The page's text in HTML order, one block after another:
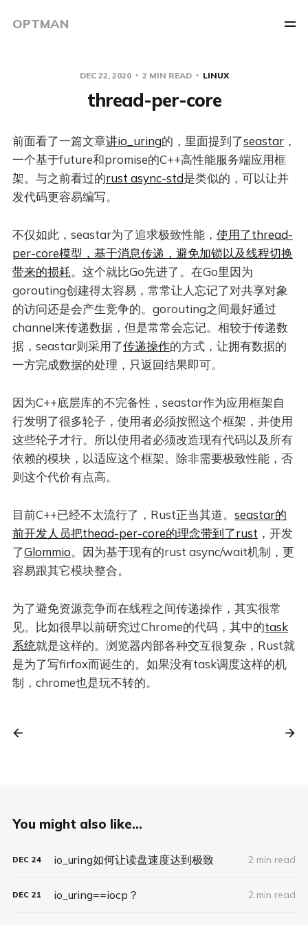
OPTMAN
DEC 22, 2020 2 MIN READ LINUX
thread-per-core
前面看了一篇文章讲io_uring的，里面提到了seastar，
一个基于future和promise的C++高性能服务端应用框
架。与之前看过的rust async-std是类似的，可以让并
发代码更容易编写。
不仅如此，seastar为了追求极致性能， 使用了thread-
per-core模型，基于消息传递，避免加锁以及线程切换
带来的损耗。这个就比Go先进了。在Go里因为
gorouting创建得太容易，常常让人忘记了对共享对象
的访问还是会产生竞争的。gorouting之间最好通过
channel来传递数据，但是常常会忘记。相较于传递数
据，seastar则采用了传递操作的方式，让拥有数据的
一方完成数据的处理，只返回结果即可。
因为C++底层库的不完备性，seastar作为应用框架自
行发明了很多轮子，使用者必须按照这个框架，并使用
这些轮子才行。所以使用者必须改造现有代码以及所有
依赖的模块，以适应这个框架。除非需要极致性能，否
则这个代价有点高。
目前C++已经不太流行了，Rust正当其道。 seastar的
前开发人员把thead-per-core的理念带到了rust ，开发
了Glommio。因为基于现有的rust async/wait机制，更
容易跟其它模块整合。
为了避免资源竞争而在线程之间传递操作，其实很常
见。比如很早以前研究过Chrome的代码，其中的task
系统就是这样的。浏览器内部各种交互很复杂，Rust就
是为了写firfox而诞生的。如果没有task调度这样的机
制，chrome也是玩不转的。
You might also like...
DEC 24 io_uring如何让读盘速度达到极致 2 min read
DEC 21 io_uring==iocp？ 2 min read